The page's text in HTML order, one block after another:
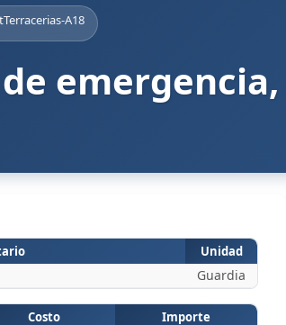
A18
emergencia,
Unidad
Guardia
Costo Importe